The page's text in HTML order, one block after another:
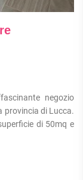
negozio
provincia di Lucca.
di 50mq e